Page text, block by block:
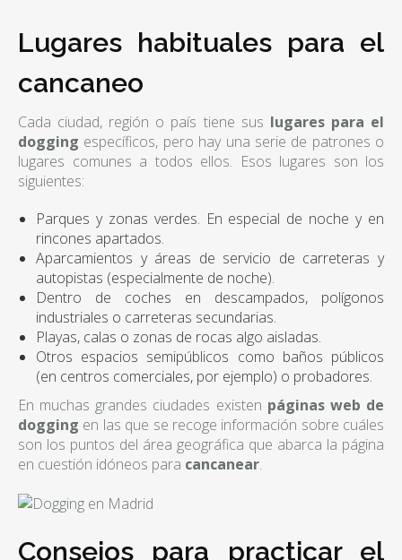
Lugares habituales para el
cancaneo
Cada ciudad, región o país tiene sus lugares para el
dogging específicos, pero hay una serie de patrones o
lugares comunes a todos ellos. Esos lugares son los
siguientes:
Parques y zonas verdes. En especial de noche y en
rincones apartados.
Aparcamientos y áreas de servicio de carreteras y
autopistas (especialmente de noche).
Dentro de coches en descampados, polígonos
industriales o carreteras secundarias.
Playas, calas o zonas de rocas algo aisladas.
Otros espacios semipúblicos como baños públicos
(en centros comerciales, por ejemplo) o probadores.
En muchas grandes ciudades existen páginas web de
dogging en las que se recoge información sobre cuáles
son los puntos del área geográfica que abarca la página
en cuestión idóneos para cancanear.
Consejos para practicar el